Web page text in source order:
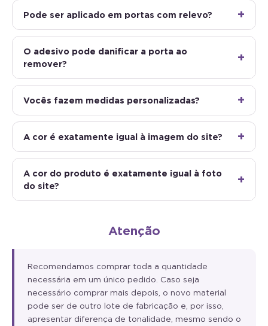
Pode ser aplicado em portas com relevo?
O adesivo pode danificar a porta ao
remover?
Vocês fazem medidas personalizadas?
A cor é exatamente igual à imagem do site?
A cor do produto é exatamente igual à foto
do site?
Atenção
Recomendamos comprar toda a quantidade
necessária em um único pedido. Caso seja
necessário comprar mais depois, o novo material
pode ser de outro lote de fabricação e, por isso,
apresentar diferença de tonalidade, mesmo sendo o